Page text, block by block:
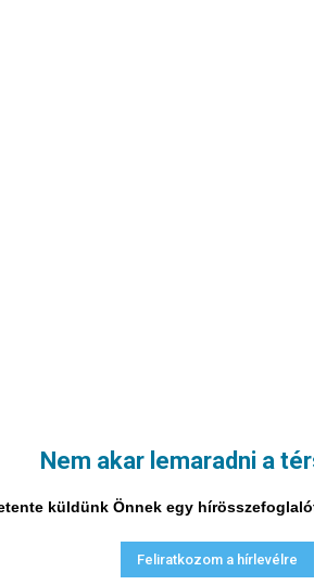
Nem akar lemaradni a
küldünk Önnek egy
Feliratkozom a hírlevélre